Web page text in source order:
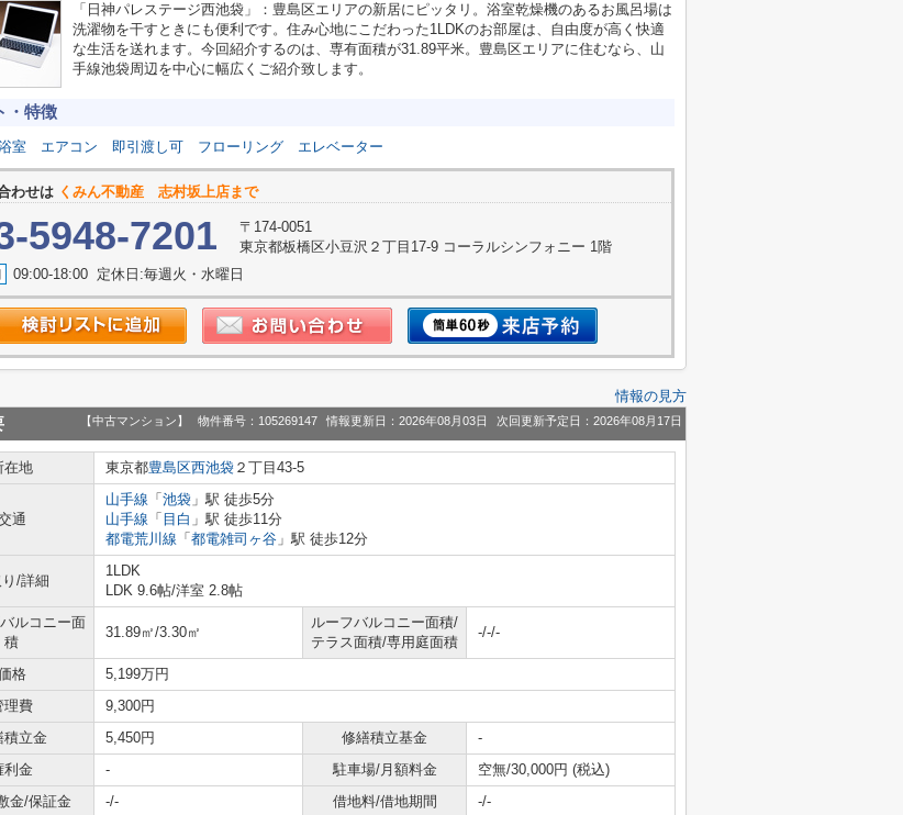
「日神パレステージ西池袋」：豊島区エリアの新居にピッタリ。浴室乾燥機のあるお風呂場は
洗濯物を干すときにも便利です。住み心地にこだわった1LDKのお部屋は、自由度が高く快適
な生活を送れます。今回紹介するのは、専有面積が31.89平米。豊島区エリアに住むなら、山
手線池袋周辺を中心に幅広くご紹介致します。
・特徴
室 エアコン 即引渡し可 フローリング エレベーター
わせは くみん不動産 志村坂上店まで
5948-7201
〒174-0051
東京都板橋区小豆沢２丁目17-9 コーラルシンフォニー 1階
09:00-18:00 定休日:毎週火・水曜日
情報の見方
【中古マンション】 物件番号：105269147 情報更新日：2026年08月03日 次回更新予定日：2026年08月17日
在地 東京都豊島区西池袋 ２丁目43-5
通
山手線 「 池袋 」駅 徒歩5分
山手線 「 目白 」駅 徒歩11分
都電荒川線 「 都電雑司ヶ谷 」駅 徒歩12分
/詳細
1LDK
LDK 9.6帖/洋室 2.8帖
ルコニー面
積
31.89㎡/3.30㎡
ルーフバルコニー面積/
テラス面積/専用庭面積
-/-/-
格
5,199万円
理費
9,300円
積立金
5,450円 修繕積立基金
-
利金
- 駐車場/月額料金
空無/30,000円 (税込)
金/保証金
-/- 借地料/借地期間
-/-